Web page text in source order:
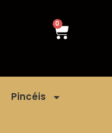
0
Pincéis